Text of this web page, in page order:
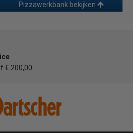
Pizzawerkbank bekijken
€ 200,00